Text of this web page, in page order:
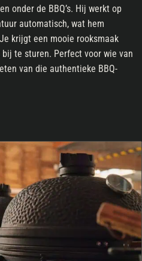
onder de BBQ’s. Hij werkt op
automatisch, wat hem
krijgt een mooie rooksmaak
te sturen. Perfect voor wie van
van die authentieke BBQ-